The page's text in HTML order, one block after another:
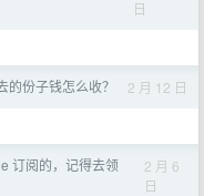
日
的份子钱怎么收？ 2 月 12 日
订阅的，记得去领
2 月 6
日